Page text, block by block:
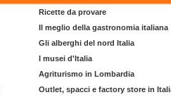
Ricette da provare
Il meglio della gastronomia italiana
Gli alberghi del nord Italia
I musei d'Italia
Agriturismo in Lombardia
Outlet, spacci e factory store in